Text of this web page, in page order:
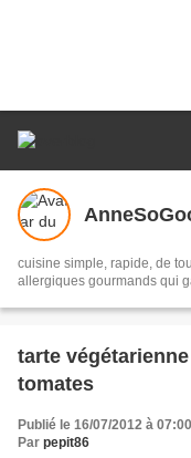
cuisine simple, rapide, de
allergiques gourmands qui
tarte
tomates
Publié le 16/07/2012 à 07:00
Par pepit86